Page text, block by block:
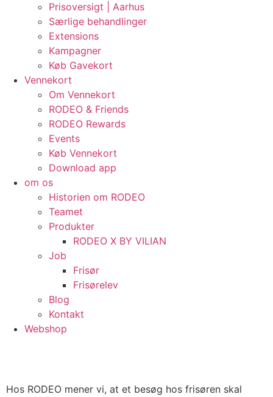
Prisoversigt | Aarhus
Særlige behandlinger
Extensions
Kampagner
Køb Gavekort
Vennekort
Om Vennekort
RODEO & Friends
RODEO Rewards
Events
Køb Vennekort
Download app
om os
Historien om RODEO
Teamet
Produkter
RODEO X BY VILIAN
Job
Frisør
Frisørelev
Blog
Kontakt
Webshop
Hos RODEO mener vi, at et besøg hos frisøren skal